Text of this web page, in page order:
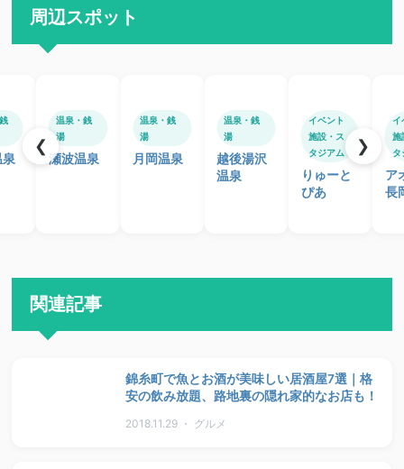
周辺スポット
温泉・銭
湯
瀬波温泉
温泉・銭
湯
月岡温泉
温泉・銭
湯
越後湯沢
温泉
イベント
施設・ス
タジアム
りゅーと
ぴあ
イ
施
タ
ア
長
❮ ❯
関連記事
錦糸町で魚とお酒が美味しい居酒屋7選｜格
安の飲み放題、路地裏の隠れ家的なお店も！
2018.11.29 ・ グルメ